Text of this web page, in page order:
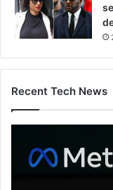
Recent Tech News